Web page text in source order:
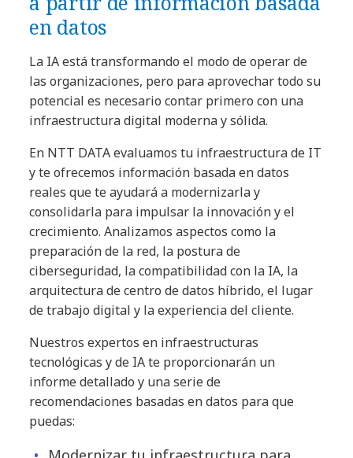
en datos
La IA está transformando el modo de operar de
las organizaciones, pero para aprovechar todo su
potencial es necesario contar primero con una
infraestructura digital moderna y sólida.
En NTT DATA evaluamos tu infraestructura de IT
y te ofrecemos información basada en datos
reales que te ayudará a modernizarla y
consolidarla para impulsar la innovación y el
crecimiento. Analizamos aspectos como la
preparación de la red, la postura de
ciberseguridad, la compatibilidad con la IA, la
arquitectura de centro de datos híbrido, el lugar
de trabajo digital y la experiencia del cliente.
Nuestros expertos en infraestructuras
tecnológicas y de IA te proporcionarán un
informe detallado y una serie de
recomendaciones basadas en datos para que
puedas: